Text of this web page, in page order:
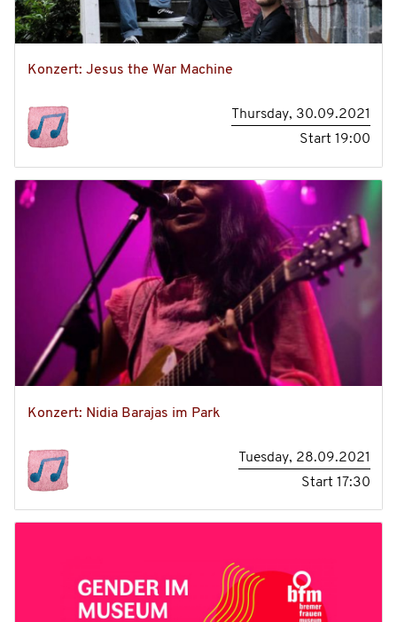
Konzert: Jesus the War Machine
Thursday, 30.09.2021
Start19:00
Konzert: Nidia Barajas im Park
Tuesday, 28.09.2021
Start17:30